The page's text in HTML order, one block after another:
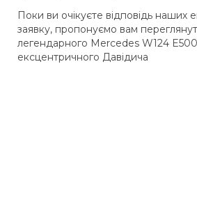
Поки ви очікуєте відповідь наших
заявку, пропонуємо вам
легендарного Mercedes W124 E500
ексцентричного Давідича